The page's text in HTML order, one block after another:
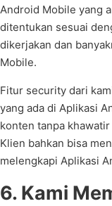
Android Mobile yang
ditentukan sesuai
dikerjakan dan
Mobile.
Fitur security dari
yang ada di Aplikasi
konten tanpa
Klien bahkan bisa
melengkapi Aplikasi
6. Kami